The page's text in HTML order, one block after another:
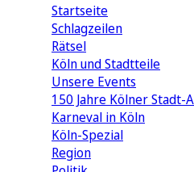
Startseite
Schlagzeilen
Rätsel
Köln und Stadtteile
Unsere Events
150 Jahre Kölner Stadt-
Karneval in Köln
Köln-Spezial
Region